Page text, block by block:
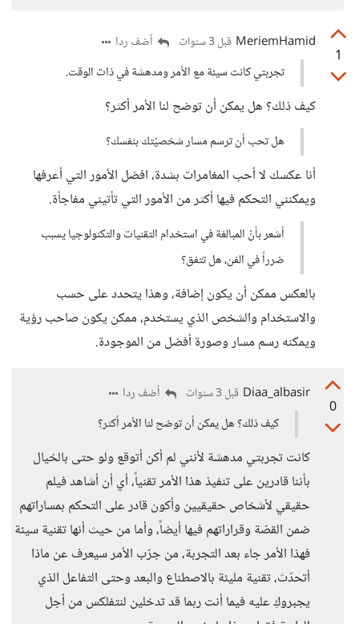
1
MeriemHamid قبل 3 سنوات
أضف ردا
تجربتي كانت سيئة مع الأمر ومدهشة في ذات الوقت.
كيف ذلك؟ هل يمكن أن توضح لنا الأمر أكثر؟
هل تحب أن ترسم مسار شخصيّتك بنفسك؟
أنا عكسك لا أحب المغامرات بشدة، افضل الأمور التي أعرفها
ويمكنني التحكم فيها أكثر من الأمور التي تأتيني مفاجأة.
أشعر بأنّ المبالغة في استخدام التقنيات والتكنولوجيا يسبب
ضرراً في الفن، هل تتفق؟
بالعكس ممكن أن يكون إضافة، وهذا يتحدد على حسب
والاستخدام والشخص الذي يستخدم، ممكن يكون صاحب رؤية
ويمكنه رسم مسار وصورة أفضل من الموجودة.
0
Diaa_albasir قبل 3 سنوات
أضف ردا
كيف ذلك؟ هل يمكن أن توضح لنا الأمر أكثر؟
كانت تجربتي مدهشة لأنني لم أكن أتوقع ولو حتى بالخيال
بأننا قادرين على تنفيذ هذا الأمر تقنياً، أي أن أشاهد فيلم
حقيقي لأشخاص حقيقيين وأكون قادر على التحكم بمساراتهم
ضمن القصّة وقراراتهم فيها أيضاً، وأما من حيث أنها تقنية سيئة
فهذا الأمر جاء بعد التجربة، من جرّب الأمر سيعرف عن ماذا
أتحدّث، تقنية مليئة بالاصطناع والبعد وحتى التفاعل الذي
يجبروكِ عليه فيما أنت ربما قد تدخلين لنتفلكس من أجل